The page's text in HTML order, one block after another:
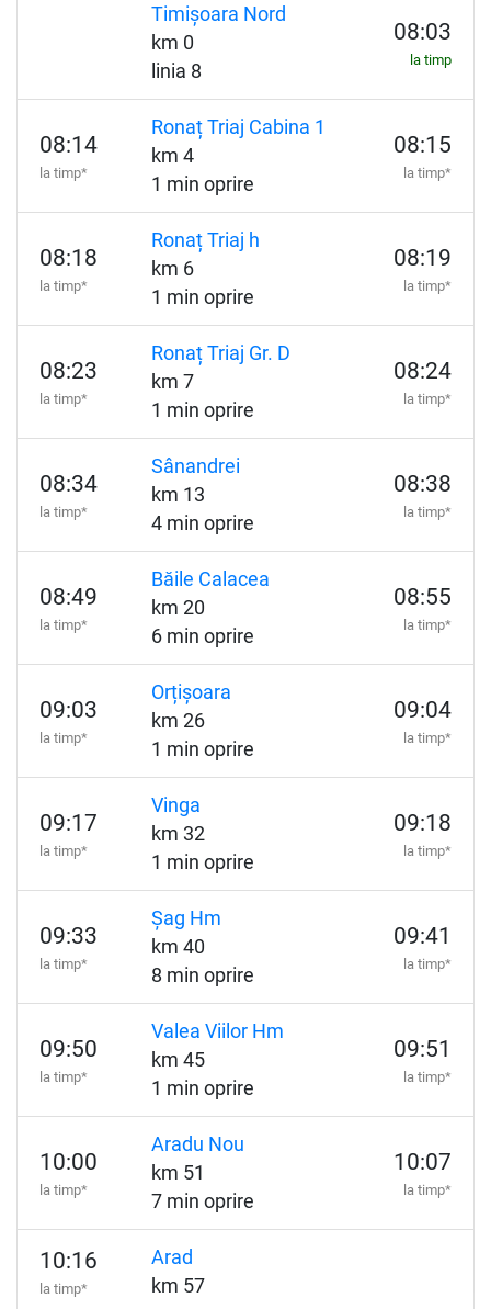
Timișoara Nord
km 0
linia 8
08:03
la timp
08:14
la timp*
Ronaț Triaj Cabina 1
km 4
1 min oprire
08:15
la timp*
08:18
la timp*
Ronaț Triaj h
km 6
1 min oprire
08:19
la timp*
08:23
la timp*
Ronaț Triaj Gr. D
km 7
1 min oprire
08:24
la timp*
08:34
la timp*
Sânandrei
km 13
4 min oprire
08:38
la timp*
08:49
la timp*
Băile Calacea
km 20
6 min oprire
08:55
la timp*
09:03
la timp*
Orțișoara
km 26
1 min oprire
09:04
la timp*
09:17
la timp*
Vinga
km 32
1 min oprire
09:18
la timp*
09:33
la timp*
Șag Hm
km 40
8 min oprire
09:41
la timp*
09:50
la timp*
Valea Viilor Hm
km 45
1 min oprire
09:51
la timp*
10:00
la timp*
Aradu Nou
km 51
7 min oprire
10:07
la timp*
10:16
la timp*
Arad
km 57